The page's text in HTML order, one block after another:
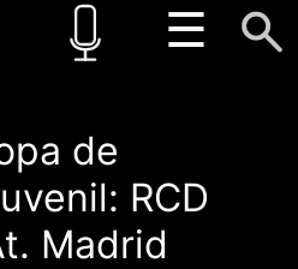
☰
de
RCD
Madrid